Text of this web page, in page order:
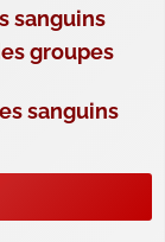
sanguins
groupes
sanguins